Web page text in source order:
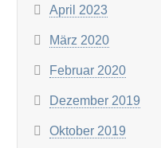
April 2023
März 2020
Februar 2020
Dezember 2019
Oktober 2019